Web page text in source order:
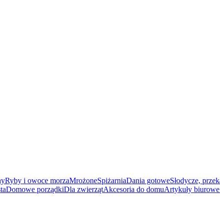
Ryby i owoce morzaMrożoneSpiżarniaDania gotoweSłodycze,
Domowe porządkiDla zwierzątAkcesoria do domuArtykuły